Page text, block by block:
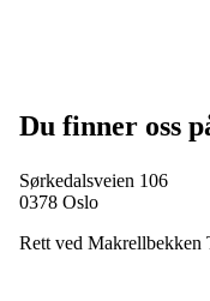
Du finner oss
Sørkedalsveien 106
0378 Oslo
Rett ved Makrellbekken